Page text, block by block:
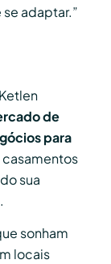
adaptar.”
de
para
casamentos
sua
sonham
locais